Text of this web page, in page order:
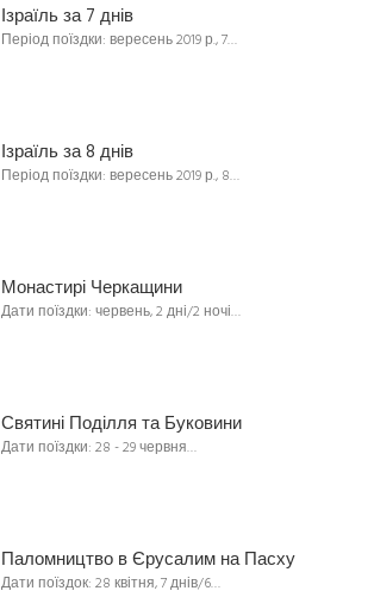
Ізраїль за 7 днів
Період поїздки: вересень 2019 р., 7…
Ізраїль за 8 днів
Період поїздки: вересень 2019 р., 8…
Монастирі Черкащини
Дати поїздки: червень, 2 дні/2 ночі…
Святині Поділля та Буковини
Дати поїздки: 28 - 29 червня…
Паломництво в Єрусалим на Пасху
Дати поїздок: 28 квітня, 7 днів/6…